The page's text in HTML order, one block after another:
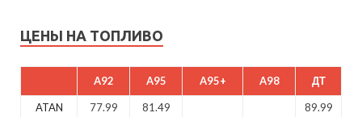
ЦЕНЫ НА ТОПЛИВО
A92 A95 A95+ A98 ДТ
ATAN 77.99 81.49
89.99